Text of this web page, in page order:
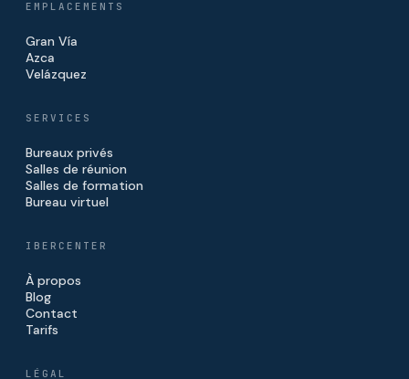
EMPLACEMENTS
Gran Vía
Azca
Velázquez
SERVICES
Bureaux privés
Salles de réunion
Salles de formation
Bureau virtuel
IBERCENTER
À propos
Blog
Contact
Tarifs
LÉGAL